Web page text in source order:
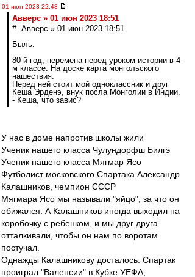
01 июн 2023 22:48
Авверс » 01 июн 2023 18:51
# Авверс » 01 июн 2023 18:51
Быль.
80-й год, перемена перед уроком истории в 4-
м классе. На доске карта монгольского
нашествия.
Перед ней стоит мой одноклассник и друг
Кеша Эрденэ, внук посла Монголии в Индии.
- Кеша, что завис?
У нас в доме напротив школы жили
Ученик нашего класса Чулундорфш Билгэ
Ученик нашего класса Мягмар Ясо
Футболист московского Спартака Александр
Калашников, чемпион СССР
Мягмара Ясо мы называли "яйцо", за что он
обижался. А Калашников иногда выходил на
коробочку с ребенком, и мы друг друга
отталкивали, чтобы он нам по воротам
постучал.
Однажды Калашникову досталось. Спартак
проиграл "Валенсии" в Кубке УЕФА,